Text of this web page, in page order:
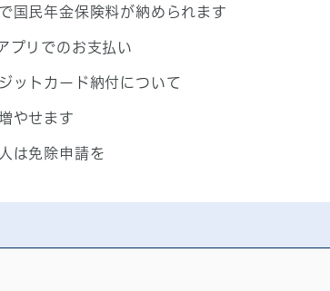
国民年金保険料が納められます
プリでのお支払い
ットカード納付について
やせます
は免除申請を